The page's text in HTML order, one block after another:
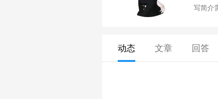
写简介
动态 文章 回答